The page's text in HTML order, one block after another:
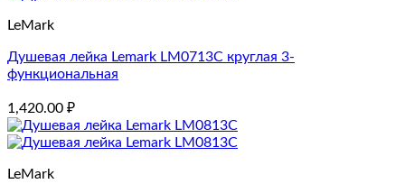
LeMark
Душевая лейка Lemark LM0713C круглая 3-
функциональная
1,420.00 ₽
LeMark